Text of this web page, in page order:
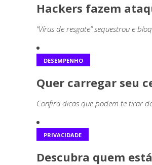
Hackers fazem
“Vírus de resgate” sequestrou e
DESEMPENHO
Quer carregar seu
Confira dicas que podem te tirar
PRIVACIDADE
Descubra quem